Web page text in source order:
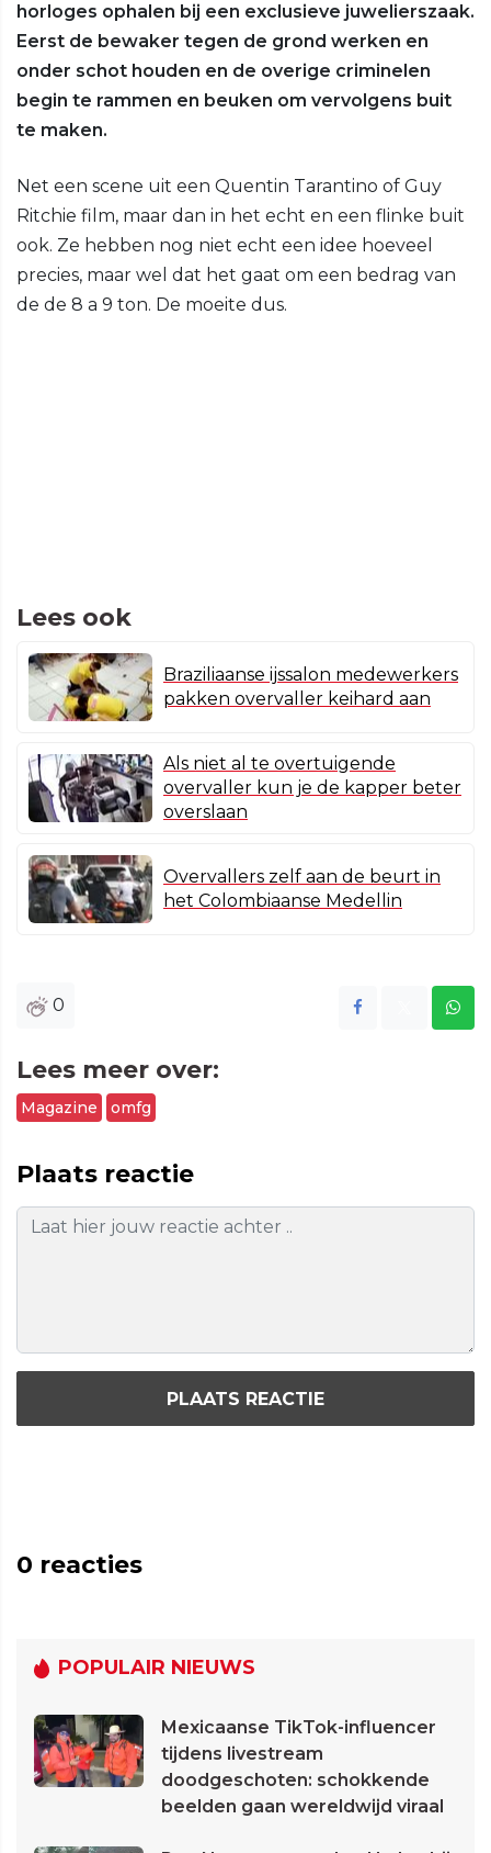
horloges ophalen bij een exclusieve juwelierszaak.
Eerst de bewaker tegen de grond werken en
onder schot houden en de overige criminelen
begin te rammen en beuken om vervolgens buit
te maken.
Net een scene uit een Quentin Tarantino of Guy
Ritchie film, maar dan in het echt en een flinke buit
ook. Ze hebben nog niet echt een idee hoeveel
precies, maar wel dat het gaat om een bedrag van
de de 8 a 9 ton. De moeite dus.
Lees ook
Braziliaanse ijssalon medewerkers
pakken overvaller keihard aan
Als niet al te overtuigende
overvaller kun je de kapper beter
overslaan
Overvallers zelf aan de beurt in
het Colombiaanse Medellin
0
Lees meer over:
Magazine omfg
Plaats reactie
PLAATS REACTIE
0 reacties
POPULAIR NIEUWS
Mexicaanse TikTok-influencer
tijdens livestream
doodgeschoten: schokkende
beelden gaan wereldwijd viraal